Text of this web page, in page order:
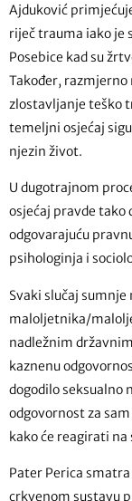
Ajduković
riječ trauma iako je
Posebice kad su
Također, razmjerno
zlostavljanje teško
temeljni osjećaj
njezin život.
U dugotrajnom
osjećaj pravde tako
odgovarajuću
psihologinja i
Svaki slučaj
maloljetnika/
nadležnim
kaznenu
dogodilo seksualno
odgovornost za
kako će reagirati na
Pater Perica
crkvenom sustavu